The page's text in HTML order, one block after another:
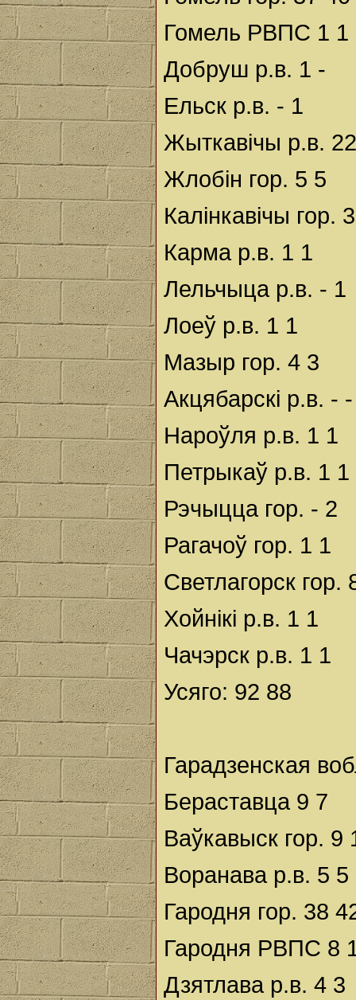
Гомель РВПС 1 1
Добруш р.в. 1 -
Ельск р.в. - 1
Жыткавічы р.в.
Жлобін гор. 5 5
Калінкавічы гор.
Карма р.в. 1 1
Лельчыца р.в. - 1
Лоеў р.в. 1 1
Мазыр гор. 4 3
Акцябарскі р.в. - -
Нароўля р.в. 1 1
Петрыкаў р.в. 1 1
Рэчыцца гор. - 2
Рагачоў гор. 1 1
Светлагорск гор.
Хойнікі р.в. 1 1
Чачэрск р.в. 1 1
Усяго: 92 88
Гарадзенская
Бераставца 9 7
Ваўкавыск гор. 9
Воранава р.в. 5 5
Гародня гор. 38
Гародня РВПС 8
Дзятлава р.в. 4 3